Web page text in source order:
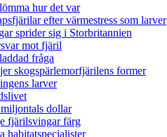
hur det var
efter värmestress som larver
sprider sig i Storbritannien
mot fjäril
fråga
skogspärlemorfjärilens former
larver
dollar
fjärilsvingar färg
habitatspecialister